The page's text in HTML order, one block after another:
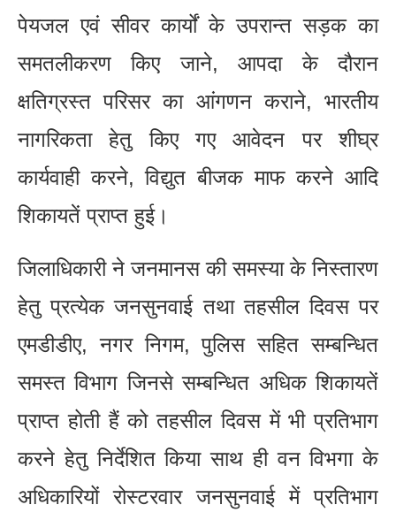
पेयजल एवं सीवर कार्यों के उपरान्त सड़क का
समतलीकरण किए जाने, आपदा के दौरान
क्षतिग्रस्त परिसर का आंगणन कराने, भारतीय
नागरिकता हेतु किए गए आवेदन पर शीघ्र
कार्यवाही करने, विद्युत बीजक माफ करने आदि
शिकायतें प्राप्त हुई।
जिलाधिकारी ने जनमानस की समस्या के निस्तारण
हेतु प्रत्येक जनसुनवाई तथा तहसील दिवस पर
एमडीडीए, नगर निगम, पुलिस सहित सम्बन्धित
समस्त विभाग जिनसे सम्बन्धित अधिक शिकायतें
प्राप्त होती हैं को तहसील दिवस में भी प्रतिभाग
करने हेतु निर्देशित किया साथ ही वन विभगा के
अधिकारियों रोस्टरवार जनसुनवाई में प्रतिभाग